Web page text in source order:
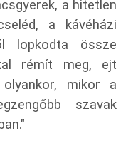
a hitetlen
a kávéházi
lopkodta össze
rémít meg, ejt
mikor a
szavak